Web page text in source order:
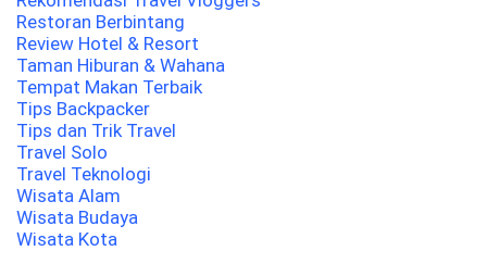
Restoran Berbintang
Review Hotel & Resort
Taman Hiburan & Wahana
Tempat Makan Terbaik
Tips Backpacker
Tips dan Trik Travel
Travel Solo
Travel Teknologi
Wisata Alam
Wisata Budaya
Wisata Kota